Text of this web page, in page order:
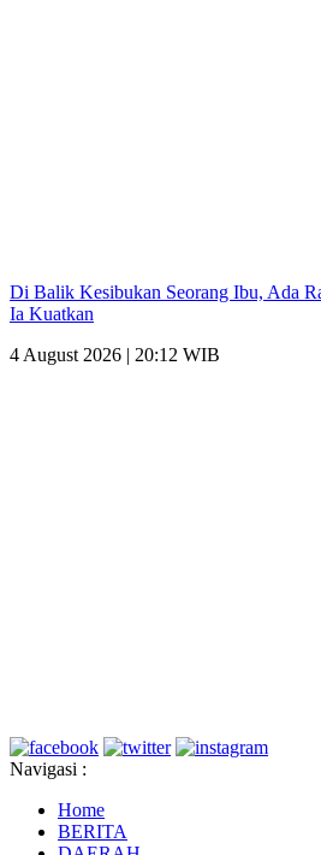
Di Balik Kesibukan Seorang Ibu, Ada
Ia Kuatkan
4 August 2026 | 20:12 WIB
Navigasi :
Home
BERITA